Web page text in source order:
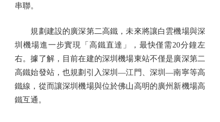
串聯。
規劃建設的廣深第二高鐵，未來將讓白雲機場與深
圳機場進一步實現「高鐵直達」，最快僅需20分鐘左
右。據了解，目前在建的深圳機場東站不僅是廣深第二
高鐵始發站，也規劃引入深圳—江門、深圳—南寧等高
鐵線，從而讓深圳機場與位於佛山高明的廣州新機場高
鐵互通。